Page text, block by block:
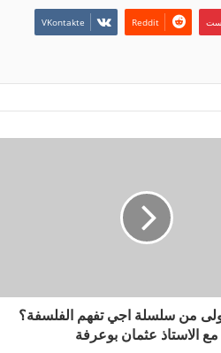
من سلسلة اجي تفهم الفلسفة؟
مع الاستاذ عثمان بوعرفة